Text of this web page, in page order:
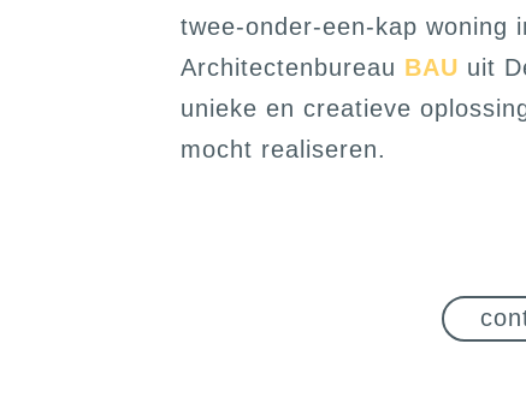
twee-onder-een-kap woning
Architectenbureau BAU uit
unieke en creatieve
mocht realiseren.